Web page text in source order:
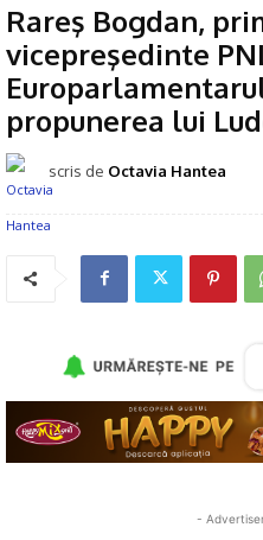
Rareş Bogdan,
vicepreşedinte
propunerea lui
scris de Octavia Hantea
-